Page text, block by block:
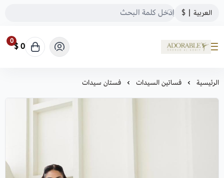
العربية |
$
ADORABLE
0 0 $
الرئيسية فساتين السيدات فستان سيدات